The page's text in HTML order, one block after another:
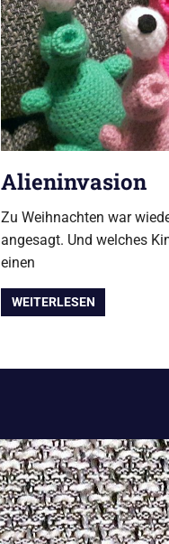
Alieninvasion
Zu Weihnachten war
angesagt. Und welches
einen
WEITERLESEN